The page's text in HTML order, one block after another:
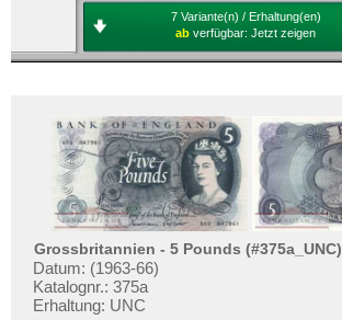
7 Variante(n) / Erhaltung(en)
ab verfügbar: Jetzt zeigen
Grossbritannien - 5 Pounds (#375a_UNC)
Datum: (1963-66)
Katalognr.: 375a
Erhaltung: UNC